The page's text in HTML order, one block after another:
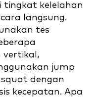
tingkat kelelahan
langsung.
tes
vertikal,
jump
dengan
kecepatan. Apa